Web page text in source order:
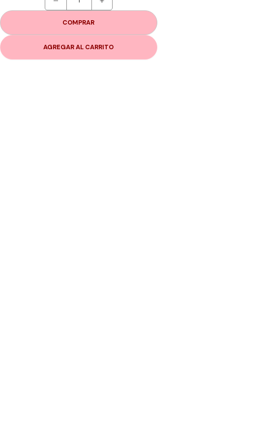
COMPRAR
AGREGAR AL CARRITO